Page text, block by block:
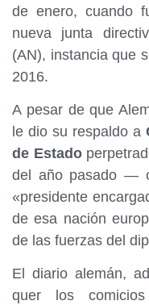
de enero, cuando
nueva junta
(AN), instancia que
2016.
A pesar de que
le dio su respaldo a
de Estado
del año pasado —
«presidente
de esa nación
de las fuerzas del
El diario alemán,
quer los